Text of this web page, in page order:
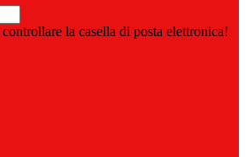
la casella di posta elettronica!